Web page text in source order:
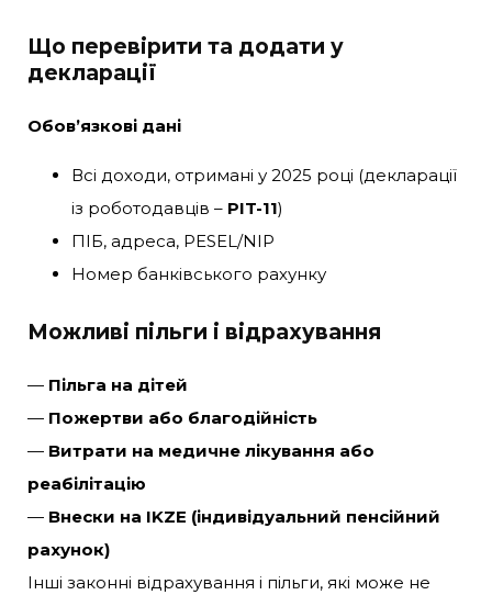
Що перевірити та додати у
декларації
Обов’язкові дані
Всі доходи, отримані у 2025 році (декларації
із роботодавців – PIT-11)
ПІБ, адреса, PESEL/NIP
Номер банківського рахунку
Можливі пільги і відрахування
— Пільга на дітей
— Пожертви або благодійність
— Витрати на медичне лікування або
реабілітацію
— Внески на IKZE (індивідуальний пенсійний
рахунок)
Інші законні відрахування і пільги, які може не